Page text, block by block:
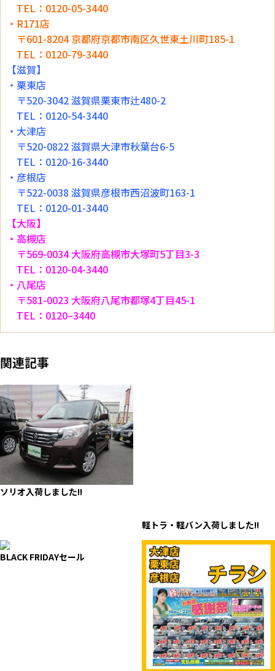
TEL：0120-05-3440
・R171店
〒601-8204 京都府京都市南区久世東土川町185-1
TEL：0120-79-3440
【滋賀】
・栗東店
〒520-3042 滋賀県栗東市辻480-2
TEL：0120-54-3440
・大津店
〒520-0822 滋賀県大津市秋葉台6-5
TEL：0120-16-3440
・彦根店
〒522-0038 滋賀県彦根市西沼波町163-1
TEL：0120-01-3440
【大阪】
・高槻店
〒569-0034 大阪府高槻市大塚町5丁目3-3
TEL：0120-04-3440
・八尾店
〒581-0023 大阪府八尾市都塚4丁目45-1
TEL：0120–3440
関連記事
ソリオ入荷しました!!
軽トラ・軽バン入荷しました!!
BLACK FRIDAYセール